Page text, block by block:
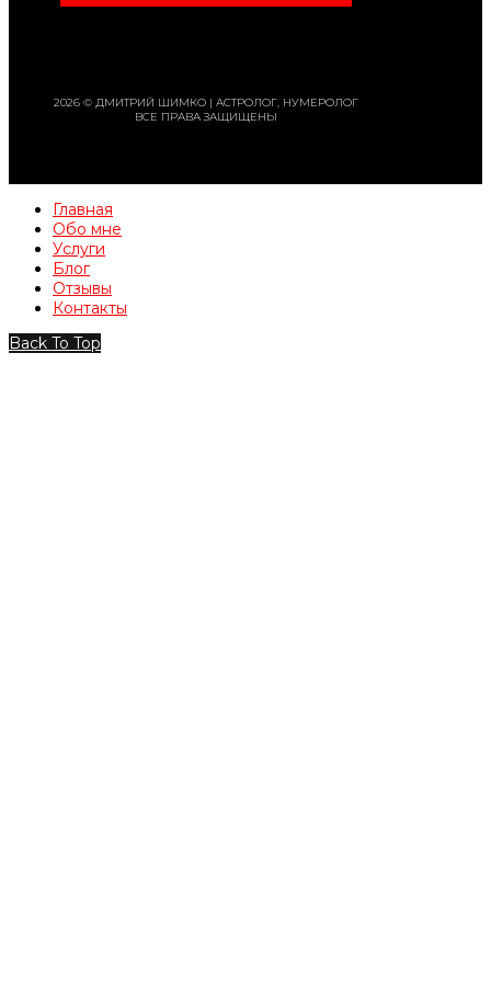
2026 © ДМИТРИЙ ШИМКО | АСТРОЛОГ, НУМЕРОЛОГ
ВСЕ ПРАВА ЗАЩИЩЕНЫ
Главная
Обо мне
Услуги
Блог
Отзывы
Контакты
Back To Top